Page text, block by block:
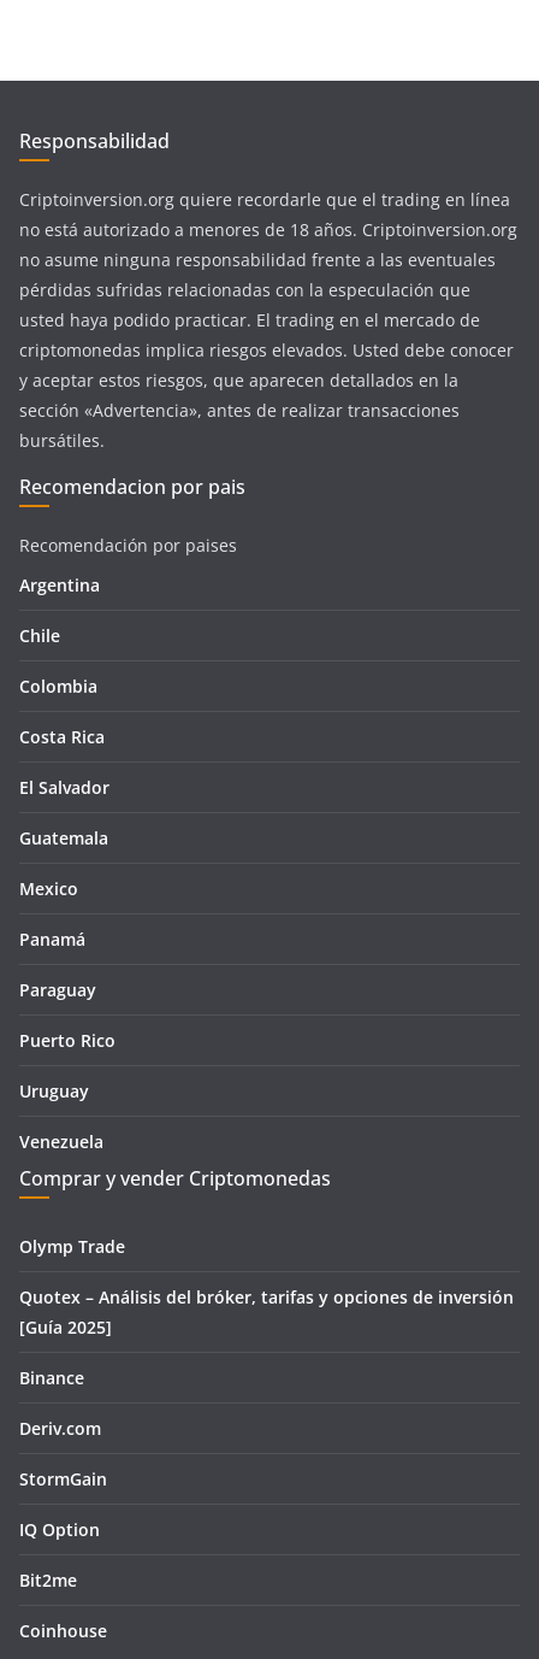
Responsabilidad
Criptoinversion.org quiere recordarle que el trading en línea
no está autorizado a menores de 18 años. Criptoinversion.org
no asume ninguna responsabilidad frente a las eventuales
pérdidas sufridas relacionadas con la especulación que
usted haya podido practicar. El trading en el mercado de
criptomonedas implica riesgos elevados. Usted debe conocer
y aceptar estos riesgos, que aparecen detallados en la
sección «Advertencia», antes de realizar transacciones
bursátiles.
Recomendacion por pais
Recomendación por paises
Argentina
Chile
Colombia
Costa Rica
El Salvador
Guatemala
Mexico
Panamá
Paraguay
Puerto Rico
Uruguay
Venezuela
Comprar y vender Criptomonedas
Olymp Trade
Quotex – Análisis del bróker, tarifas y opciones de inversión
[Guía 2025]
Binance
Deriv.com
StormGain
IQ Option
Bit2me
Coinhouse